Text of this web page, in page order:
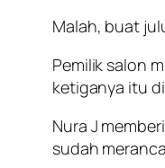
Malah, buat
Pemilik salon
ketiganya itu
Nura J
sudah